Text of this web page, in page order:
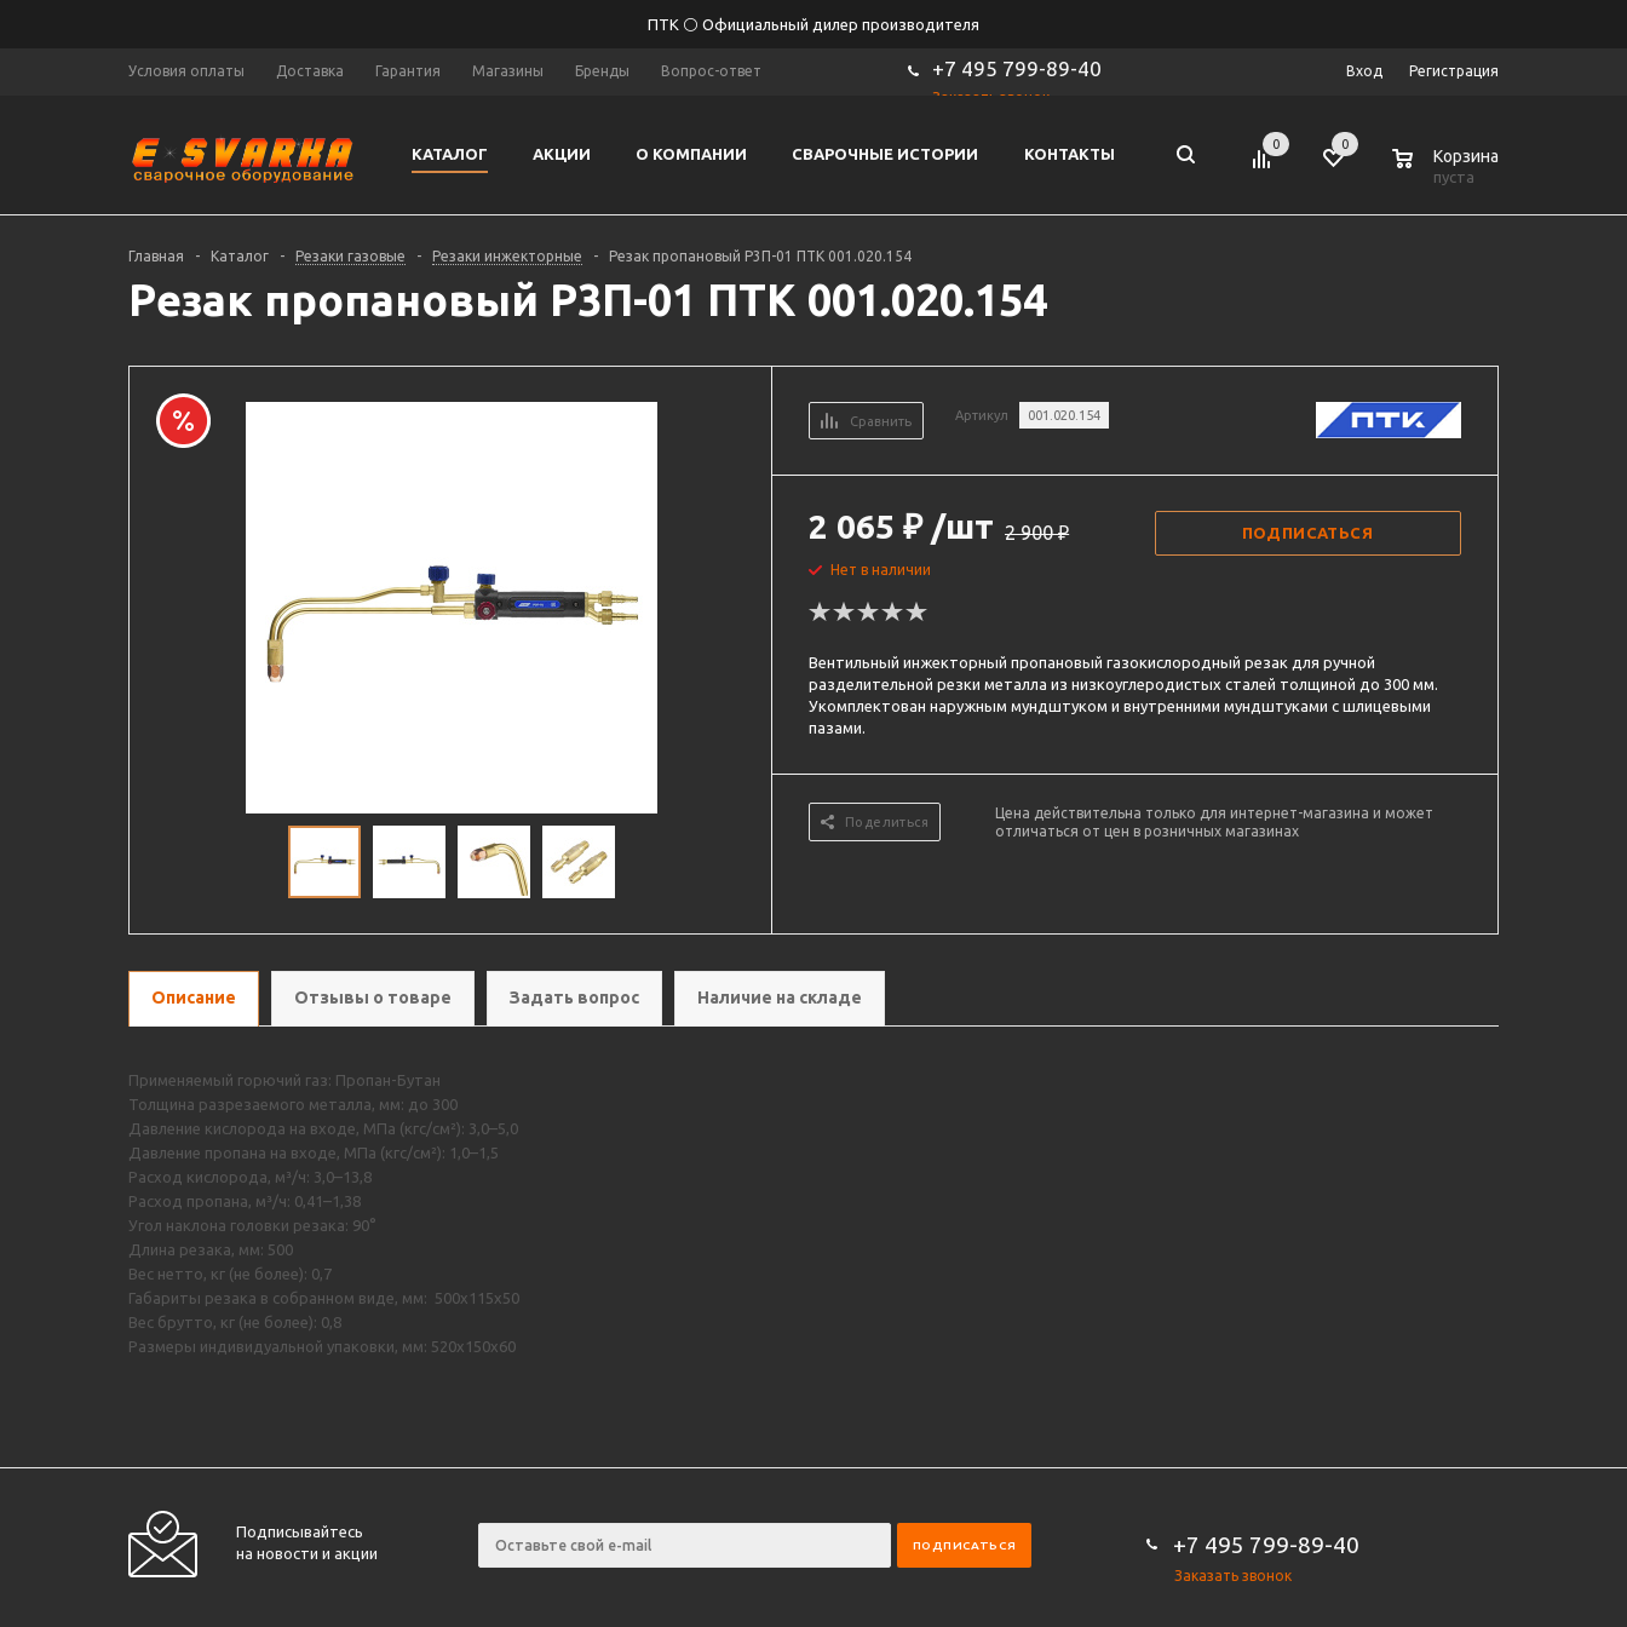
ПТК ⚪ Официальный дилер производителя
Условия оплаты Доставка Гарантия Магазины Бренды Вопрос-ответ +7 495 799-89-40
Заказать звонок
Вход Регистрация
КАТАЛОГ АКЦИИ О КОМПАНИИ СВАРОЧНЫЕ ИСТОРИИ КОНТАКТЫ
0 0
Корзина
пуста
Главная - Каталог - Резаки газовые - Резаки инжекторные - Резак пропановый Р3П-01 ПТК 001.020.154
Резак пропановый Р3П-01 ПТК 001.020.154
Сравнить Артикул 001.020.154
2 065 ₽ /шт 2 900₽
Нет в наличии
ПОДПИСАТЬСЯ
Вентильный инжекторный пропановый газокислородный резак для ручной
разделительной резки металла из низкоуглеродистых сталей толщиной до 300 мм.
Укомплектован наружным мундштуком и внутренними мундштуками с шлицевыми
пазами.
Поделиться
Цена действительна только для интернет-магазина и может
отличаться от цен в розничных магазинах
Описание Отзывы о товаре Задать вопрос Наличие на складе
Применяемый горючий газ: Пропан-Бутан
Толщина разрезаемого металла, мм: до 300
Давление кислорода на входе, МПа (кгс/см²): 3,0–5,0
Давление пропана на входе, МПа (кгс/см²): 1,0–1,5
Расход кислорода, м³/ч: 3,0–13,8
Расход пропана, м³/ч: 0,41–1,38
Угол наклона головки резака: 90°
Длина резака, мм: 500
Вес нетто, кг (не более): 0,7
Габариты резака в собранном виде, мм: 500х115х50
Вес брутто, кг (не более): 0,8
Размеры индивидуальной упаковки, мм: 520х150х60
Подписывайтесь
на новости и акции
+7 495 799-89-40
Заказать звонок